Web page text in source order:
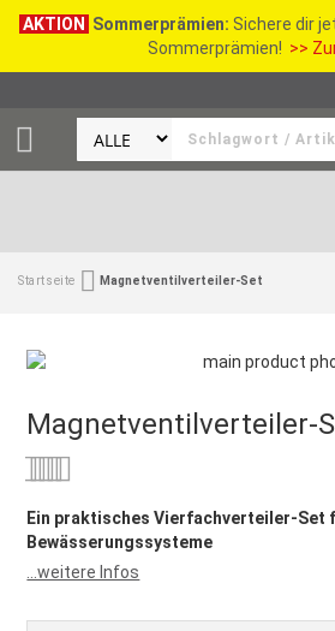
AKTION Sommerprämien: Sichere dir
Sommerprämien! >>
Startseite Magnetventilverteiler-Set
Magnetventilverteiler-
Ein praktisches Vierfachverteiler-Set
Bewässerungssysteme
...weitere Infos